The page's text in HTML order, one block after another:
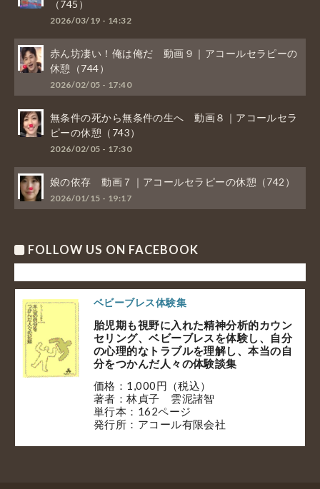
（745）
2026/03/19 - 14:32
赤ん坊凄い！俺は俺だ 動画９｜アコールセラピーの
休憩（744）
2026/02/05 - 17:40
無条件の死から無条件の生へ 動画８｜アコールセラ
ピーの休憩（743）
2026/02/05 - 17:30
娘の依存 動画７｜アコールセラピーの休憩（742）
2026/01/15 - 19:17
FOLLOW US ON FACEBOOK
ベビーブレス体験集
胎児期も視野に入れた精神分析的カウン
セリング、ベビーブレスを体験し、自分
の心理的なトラブルを理解し、本当の自
分をつかんだ人々の体験談集
価格：1,000円（税込）
著者：林貞子 雲泥諸智
単行本：162ページ
発行所：アコール有限会社